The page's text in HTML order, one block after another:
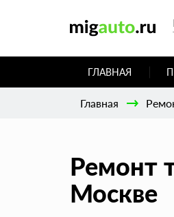
ГЛАВНАЯ
Главная
Ремонт
Москве